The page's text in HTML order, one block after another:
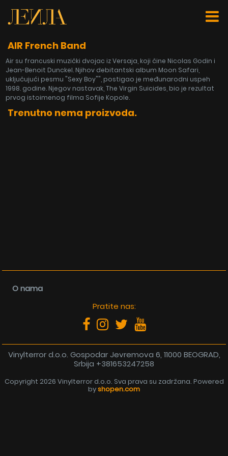
AIR French Band
Air su francuski muzički dvojac iz Versaja, koji čine Nicolas Godin i
Jean-Benoit Dunckel. Njihov debitantski album Moon Safari,
uključujući pesmu "Sexy Boy"", postigao je međunarodni uspeh
1998. godine. Njegov nastavak, The Virgin Suicides, bio je rezultat
prvog istoimenog filma Sofije Kopole.
Trenutno nema proizvoda.
O nama
Pratite nas:
Vinylterror d.o.o. Gospodar Jevremova 6, 11000 BEOGRAD,
Srbija +381653247258
Copyright 2026 Vinylterror d.o.o. Sva prava su zadržana. Powered
byshopen.com